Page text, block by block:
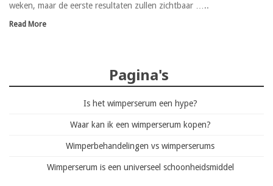
weken, maar de eerste resultaten zullen zichtbaar …..
Read More
Pagina's
Is het wimperserum een hype?
Waar kan ik een wimperserum kopen?
Wimperbehandelingen vs wimperserums
Wimperserum is een universeel schoonheidsmiddel